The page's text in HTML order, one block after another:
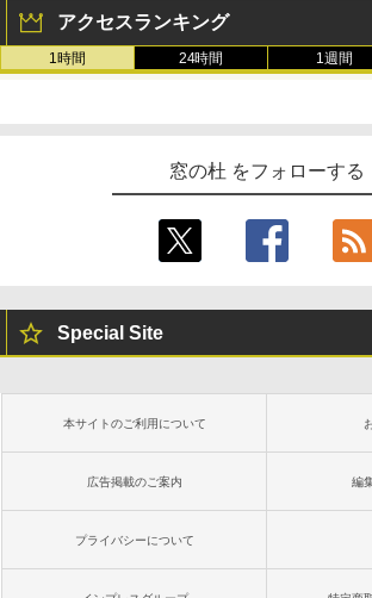
定バーチャルアイテム
インゲームコード】 ロ
ラインコード版
Robloxギフトカード -
定バーチャルアイテム
ラインコード版
￥1,600
Microsoft Office
4(最新 永続版)|オンラ
￥39,582
Robloxギフトカード -
定バーチャルアイテム
インゲームコード】 ロ
ラインコード版
￥1,766
出す プロンプトの言葉
ズ (はぴーイラストLabo)
￥480
非エンジニア 初心者
方 マニュアル AI副業
にもKindle出版にも！
￥99
1冊ですべて身につく
bデザイン入門講座［第
￥1,292
ンチディスプレイ、色
週間持続バッテリー、
ク
Amazon Kindle - 目に
ない、大きな画面で読
書籍リーダー、マッチ
Kindle Paperwhite シ
るさ自動調整、色調調
持続バッテリー、広告
Amazon Kindle
ージ、防水、7インチ
イ、色調調節ライト、
アクセスランキング
1時間 24時間 1週間
窓の杜 をフォローする
Special Site
本サイトのご利用について
広告掲載のご案内 編
プライバシーについて